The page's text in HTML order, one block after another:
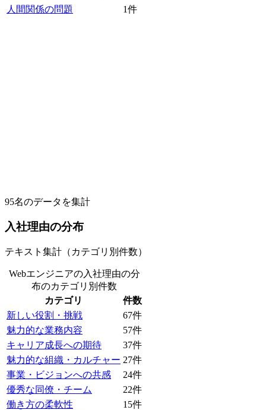
人間関係の問題
1件
95名のデータを集計
入社理由の分布
テキスト集計（カテゴリ別件数）
Webエンジニアの入社理由の分
布のカテゴリ別件数
カテゴリ
件数
新しい役割・挑戦
67件
魅力的な業務内容
57件
キャリア成長への期待
37件
魅力的な組織・カルチャー 27件
事業・ビジョンへの共感
24件
優秀な同僚・チーム
22件
働き方の柔軟性
15件